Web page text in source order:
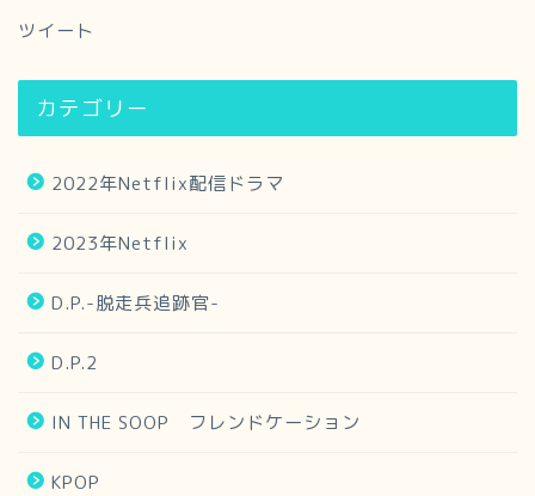
ツイート
カテゴリー
2022年Netflix配信ドラマ
2023年Netflix
D.P.-脱走兵追跡官-
D.P.2
IN THE SOOP フレンドケーション
KPOP